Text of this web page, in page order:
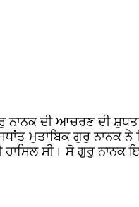
ਨਾਨਕ ਦੀ ਆਚਰਣ ਦੀ
ਮੁਤਾਬਿਕ ਗੁਰੁ ਨਾਨਕ ਨੇ
ਹਾਸਿਲ ਸੀ। ਸੋ ਗੁਰੁ ਨਾਨਕ